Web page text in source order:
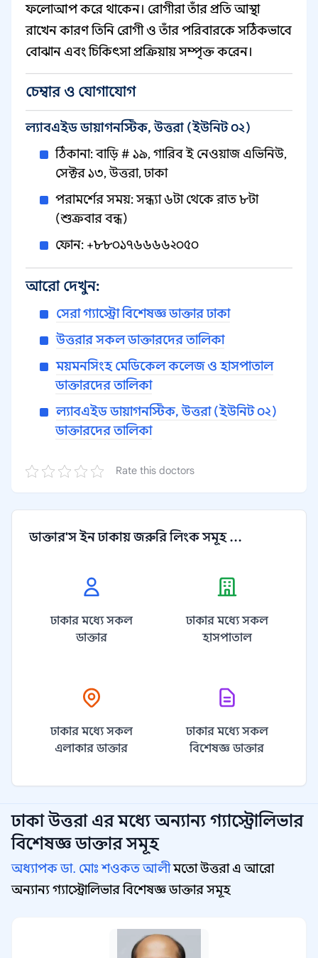
ফলোআপ করে থাকেন। রোগীরা তাঁর প্রতি আস্থা
রাখেন কারণ তিনি রোগী ও তাঁর পরিবারকে সঠিকভাবে
বোঝান এবং চিকিৎসা প্রক্রিয়ায় সম্পৃক্ত করেন।
চেম্বার ও যোগাযোগ
ল্যাবএইড ডায়াগনস্টিক, উত্তরা (ইউনিট ০২)
ঠিকানা: বাড়ি # ১৯, গারিব ই নেওয়াজ এভিনিউ,
সেক্টর ১৩, উত্তরা, ঢাকা
পরামর্শের সময়: সন্ধ্যা ৬টা থেকে রাত ৮টা
(শুক্রবার বন্ধ)
ফোন: +৮৮০১৭৬৬৬৬২০৫০
আরো দেখুন:
সেরা গ্যাস্ট্রো বিশেষজ্ঞ ডাক্তার ঢাকা
উত্তরার সকল ডাক্তারদের তালিকা
ময়মনসিংহ মেডিকেল কলেজ ও হাসপাতাল
ডাক্তারদের তালিকা
ল্যাবএইড ডায়াগনস্টিক, উত্তরা (ইউনিট ০২)
ডাক্তারদের তালিকা
Rate this doctors
ডাক্তার'স ইন ঢাকায় জরুরি লিংক সমূহ ...
ঢাকার মধ্যে সকল
ডাক্তার
ঢাকার মধ্যে সকল
হাসপাতাল
ঢাকার মধ্যে সকল
এলাকার ডাক্তার
ঢাকার মধ্যে সকল
বিশেষজ্ঞ ডাক্তার
ঢাকা উত্তরা এর মধ্যে অন্যান্যগ্যাস্ট্রোলিভার
বিশেষজ্ঞ ডাক্তার সমূহ
অধ্যাপক ডা. মোঃ শওকত আলীমতো উত্তরা এ আরো
অন্যান্য গ্যাস্ট্রোলিভার বিশেষজ্ঞ ডাক্তার সমূহ